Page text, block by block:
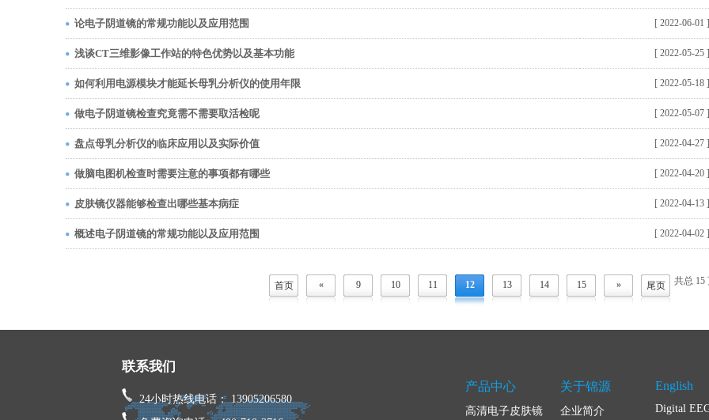
论电子阴道镜的常规功能以及应用范围 [ 2022-06-
浅谈CT三维影像工作站的特色优势以及基本功能 [ 2022-05-
如何利用电源模块才能延长母乳分析仪的使用年限 [ 2022-05-
做电子阴道镜检查究竟需不需要取活检呢 [ 2022-05-
盘点母乳分析仪的临床应用以及实际价值 [ 2022-04-
做脑电图机检查时需要注意的事项都有哪些 [ 2022-04-
皮肤镜仪器能够检查出哪些基本病症 [ 2022-04-
概述电子阴道镜的常规功能以及应用范围 [ 2022-04-
共总 15
首页 « 9 10 11 12 13 14 15 » 尾页
联系我们
24小时热线电话： 13905206580
产品中心
高清电子皮肤镜
关于锦源
企业简介
English
Digital